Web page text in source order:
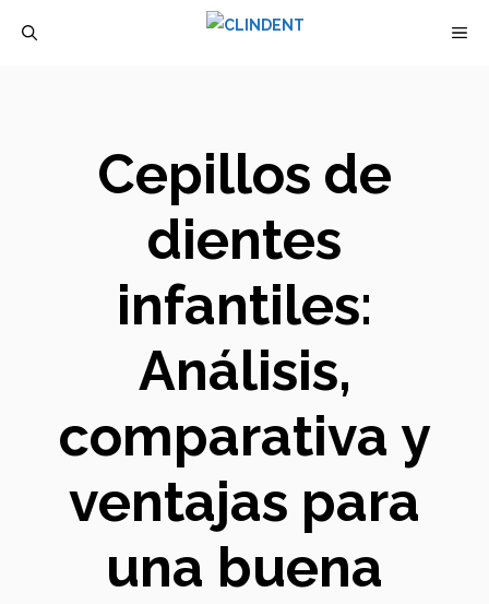
Cepillos de
dientes
infantiles:
Análisis,
comparativa y
ventajas para
una buena